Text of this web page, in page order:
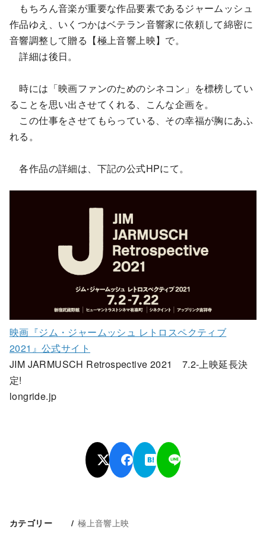
もちろん音楽が重要な作品要素であるジャームッシュ
作品ゆえ、いくつかはベテラン音響家に依頼して綿密に
音響調整して贈る【極上音響上映】で。
詳細は後日。
時には「映画ファンのためのシネコン」を標榜してい
ることを思い出させてくれる、こんな企画を。
この仕事をさせてもらっている、その幸福が胸にあふ
れる。
各作品の詳細は、下記の公式HPにて。
映画『ジム・ジャームッシュ レトロスペクティブ
2021』公式サイト
JIM JARMUSCH Retrospective 2021 7.2-上映延長決
定!
longride.jp
カテゴリー 極上音響上映